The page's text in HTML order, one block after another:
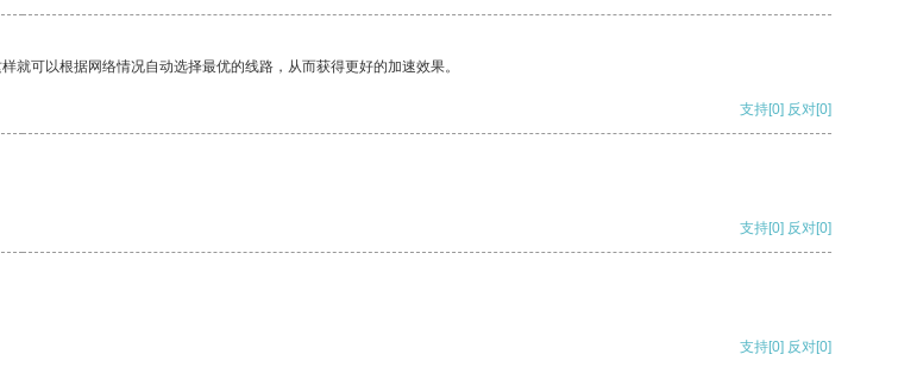
可以根据网络情况自动选择最优的线路，从而获得更好的加速效果。
支持[0] 反对[0]
支持[0] 反对[0]
支持[0] 反对[0]